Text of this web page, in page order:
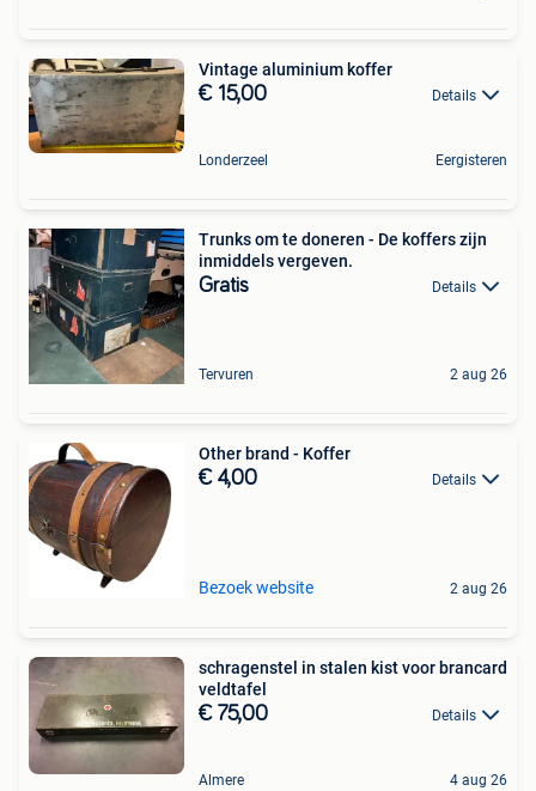
Vintage aluminium koffer
€ 15,00 Details
Londerzeel Eergisteren
Trunks om te doneren - De koffers zijn
inmiddels vergeven.
Gratis Details
Tervuren 2 aug 26
Other brand - Koffer
€ 4,00 Details
Bezoek website 2 aug 26
schragenstel in stalen kist voor brancard
veldtafel
€ 75,00 Details
Almere 4 aug 26